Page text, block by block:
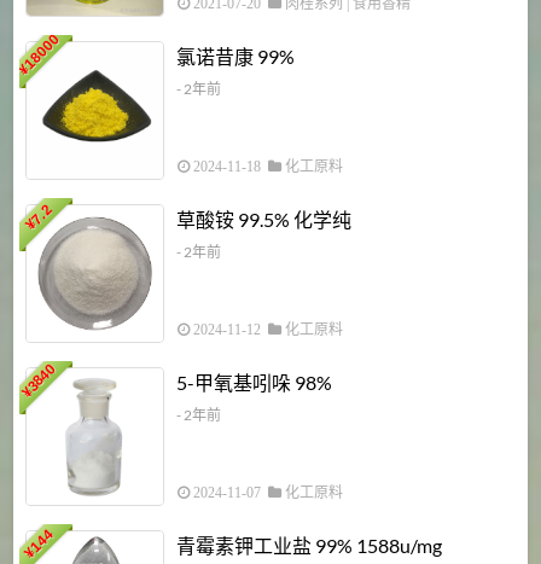
2021-07-20 肉桂系列 食用香精
¥
18000 氯诺昔康 99%
- 2年前
2024-11-18 化工原料
¥
7.2 草酸铵 99.5% 化学纯
- 2年前
2024-11-12 化工原料
¥
3840 5-甲氧基吲哚 98%
- 2年前
2024-11-07 化工原料
¥
144 青霉素钾工业盐 99% 1588u/mg